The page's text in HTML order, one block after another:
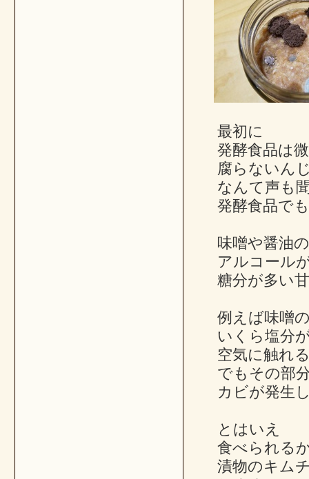
最初に
発酵食品は
腐らないん
なんて声も
発酵食品で
味噌や醤油
アルコール
糖分が多い
例えば味噌
いくら塩分
空気に触れ
でもその部
カビが発生
とはいえ
食べられる
漬物のキム